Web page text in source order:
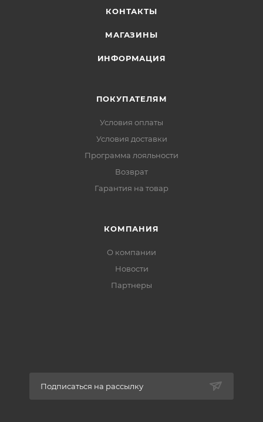
Нагрудный на молнии — для телефона,
Светоотражающие элементы:
КОНТАКТЫ
МАГАЗИНЫ
ИНФОРМАЦИЯ
ПОКУПАТЕЛЯМ
Условия оплаты
Условия доставки
Программа лояльности
Возврат
Гарантия на товар
КОМПАНИЯ
О компании
Новости
Партнеры
Подписаться на рассылку